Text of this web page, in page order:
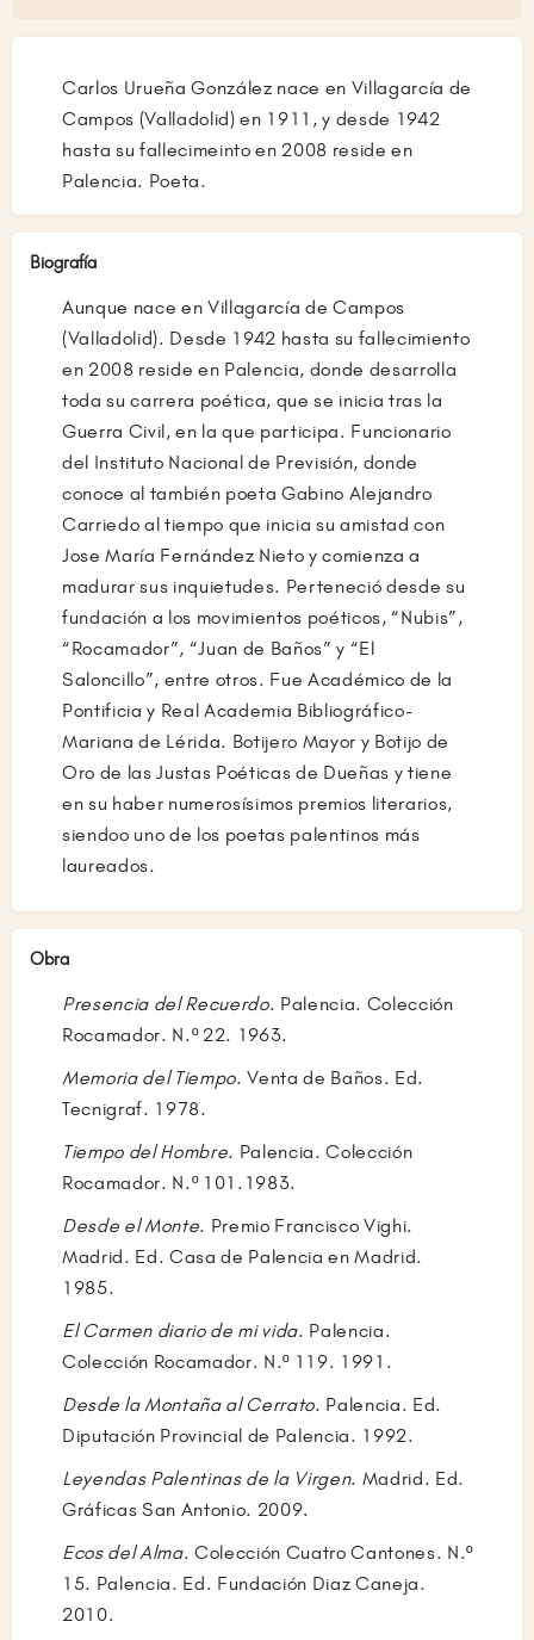
Carlos Urueña González nace en Villagarcía de
Campos (Valladolid) en 1911, y desde 1942
hasta su fallecimeinto en 2008 reside en
Palencia. Poeta.
Biografía
Aunque nace en Villagarcía de Campos
(Valladolid). Desde 1942 hasta su fallecimiento
en 2008 reside en Palencia, donde desarrolla
toda su carrera poética, que se inicia tras la
Guerra Civil, en la que participa. Funcionario
del Instituto Nacional de Previsión, donde
conoce al también poeta Gabino Alejandro
Carriedo al tiempo que inicia su amistad con
Jose María Fernández Nieto y comienza a
madurar sus inquietudes. Perteneció desde su
fundación a los movimientos poéticos, “Nubis”,
“Rocamador”, “Juan de Baños” y “El
Saloncillo”, entre otros. Fue Académico de la
Pontificia y Real Academia Bibliográfico-
Mariana de Lérida. Botijero Mayor y Botijo de
Oro de las Justas Poéticas de Dueñas y tiene
en su haber numerosísimos premios literarios,
siendoo uno de los poetas palentinos más
laureados.
Obra
Presencia del Recuerdo. Palencia. Colección
Rocamador. N.º 22. 1963.
Memoria del Tiempo. Venta de Baños. Ed.
Tecnigraf. 1978.
Tiempo del Hombre. Palencia. Colección
Rocamador. N.º 101.1983.
Desde el Monte. Premio Francisco Vighi.
Madrid. Ed. Casa de Palencia en Madrid.
1985.
El Carmen diario de mi vida. Palencia.
Colección Rocamador. N.º 119. 1991.
Desde la Montaña al Cerrato. Palencia. Ed.
Diputación Provincial de Palencia. 1992.
Leyendas Palentinas de la Virgen. Madrid. Ed.
Gráficas San Antonio. 2009.
Ecos del Alma. Colección Cuatro Cantones. N.º
15. Palencia. Ed. Fundación Diaz Caneja.
2010.